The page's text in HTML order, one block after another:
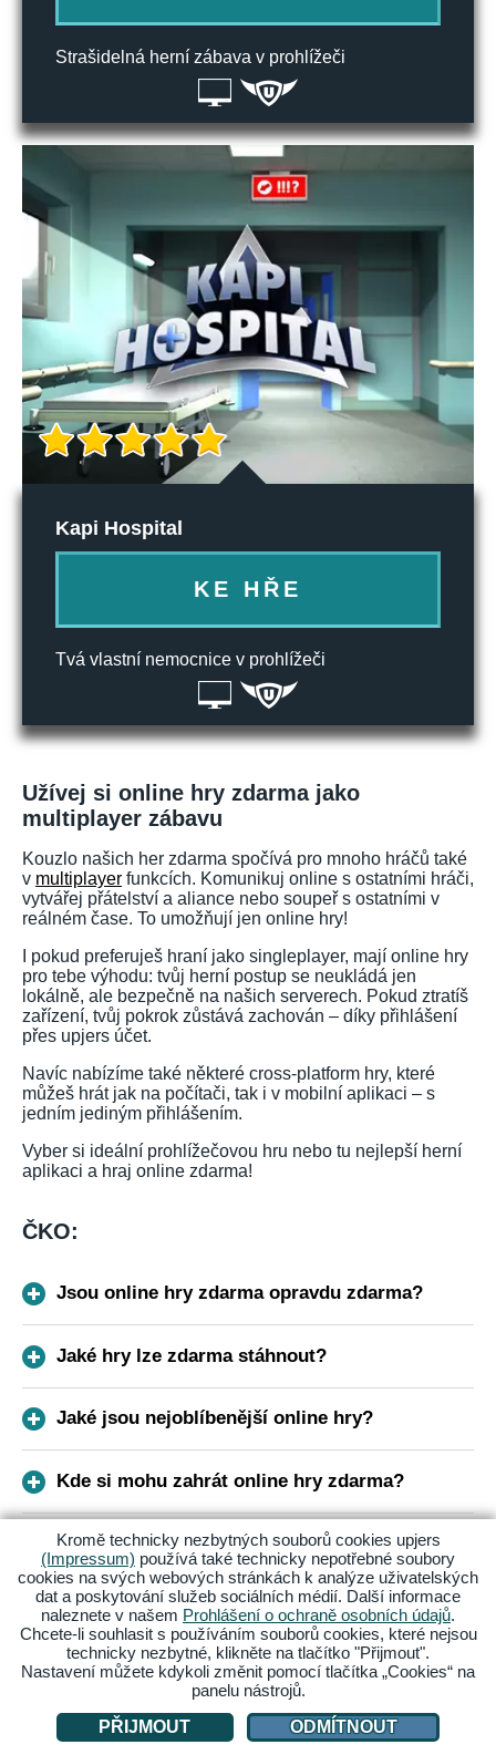
Strašidelná herní zábava v prohlížeči
Kapi Hospital
KE HŘE
Tvá vlastní nemocnice v prohlížeči
Užívej si online hry zdarma jako
multiplayer zábavu
Kouzlo našich her zdarma spočívá pro mnoho hráčů také
v multiplayer funkcích. Komunikuj online s ostatními hráči,
vytvářej přátelství a aliance nebo soupeř s ostatními v
reálném čase. To umožňují jen online hry!
I pokud preferuješ hraní jako singleplayer, mají online hry
pro tebe výhodu: tvůj herní postup se neukládá jen
lokálně, ale bezpečně na našich serverech. Pokud ztratíš
zařízení, tvůj pokrok zůstává zachován – díky přihlášení
přes upjers účet.
Navíc nabízíme také některé cross-platform hry, které
můžeš hrát jak na počítači, tak i v mobilní aplikaci – s
jedním jediným přihlášením.
Vyber si ideální prohlížečovou hru nebo tu nejlepší herní
aplikaci a hraj online zdarma!
ČKO:
Jsou online hry zdarma opravdu zdarma?
Jaké hry lze zdarma stáhnout?
Jaké jsou nejoblíbenější online hry?
Kde si mohu zahrát online hry zdarma?
Přihlas se k odběru našeho newsletteru
Získej vždy nejnovější zprávy o svých oblíbených hrách!
Přihlas se k odběru newsletteru a získej informace o
akcích a událostech pohodlně do své e-mailové schránky.
Kromě technicky nezbytných souborů cookies upjers
(Impressum) používá také technicky nepotřebné soubory
cookies na svých webových stránkách k analýze uživatelských
dat a poskytování služeb sociálních médií. Další informace
naleznete v našem Prohlášení o ochraně osobních údajů.
Chcete-li souhlasit s používáním souborů cookies, které nejsou
technicky nezbytné, klikněte na tlačítko "Přijmout".
Nastavení můžete kdykoli změnit pomocí tlačítka „Cookies“ na
panelu nástrojů.
PŘIJMOUT
ODMÍTNOUT